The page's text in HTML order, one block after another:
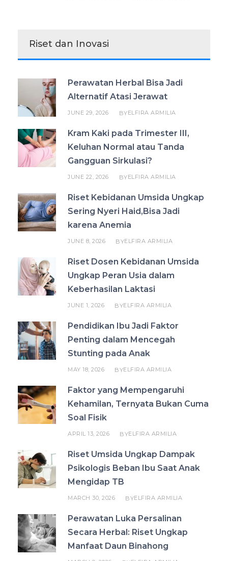
Riset dan Inovasi
Perawatan Herbal Bisa Jadi
Alternatif Atasi Jerawat
JUNE 29, 2026 BYELFIRA ARMILIA
Kram Kaki pada Trimester III,
Keluhan Normal atau Tanda
Gangguan Sirkulasi?
JUNE 22, 2026 BYELFIRA ARMILIA
Riset Kebidanan Umsida Ungkap
Sering Nyeri Haid,Bisa Jadi
karena Anemia
JUNE 8, 2026 BYELFIRA ARMILIA
Riset Dosen Kebidanan Umsida
Ungkap Peran Usia dalam
Keberhasilan Laktasi
JUNE 1, 2026 BYELFIRA ARMILIA
Pendidikan Ibu Jadi Faktor
Penting dalam Mencegah
Stunting pada Anak
MAY 18, 2026 BYELFIRA ARMILIA
Faktor yang Mempengaruhi
Kehamilan, Ternyata Bukan Cuma
Soal Fisik
APRIL 13, 2026 BYELFIRA ARMILIA
Riset Umsida Ungkap Dampak
Psikologis Beban Ibu Saat Anak
Mengidap TB
MARCH 30, 2026 BYELFIRA ARMILIA
Perawatan Luka Persalinan
Secara Herbal: Riset Ungkap
Manfaat Daun Binahong